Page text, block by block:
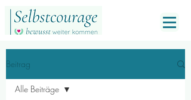
Beitrag
Alle Beiträge